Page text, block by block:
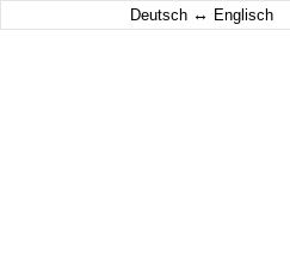
Deutsch ↔ Englisch